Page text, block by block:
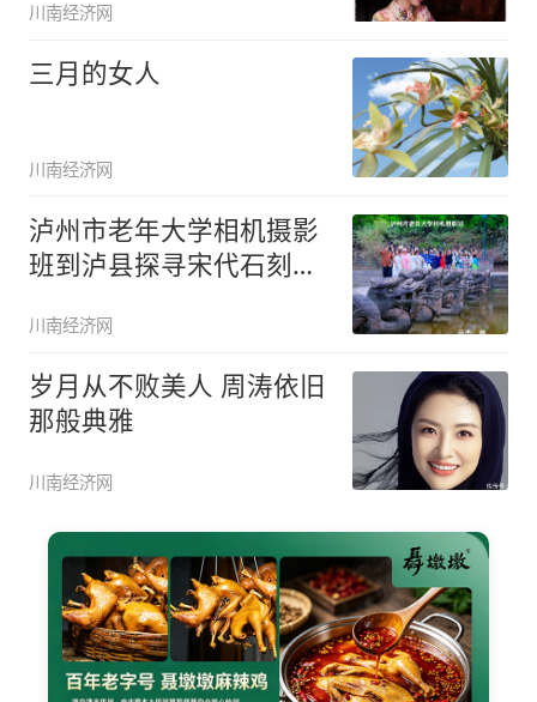
川南经济网
三月的女人
川南经济网
泸州市老年大学相机摄影
班到泸县探寻宋代石刻、
川南经济网
岁月从不败美人 周涛依旧
那般典雅
川南经济网